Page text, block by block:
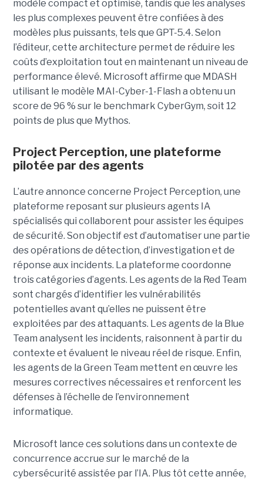
modèle compact et optimisé, tandis que les analyses
les plus complexes peuvent être confiées à des
modèles plus puissants, tels que GPT-5.4. Selon
l’éditeur, cette architecture permet de réduire les
coûts d’exploitation tout en maintenant un niveau de
performance élevé. Microsoft affirme que MDASH
utilisant le modèle MAI-Cyber-1-Flash a obtenu un
score de 96 % sur le benchmark CyberGym, soit 12
points de plus que Mythos.
Project Perception, une plateforme
pilotée par des agents
L’autre annonce concerne Project Perception, une
plateforme reposant sur plusieurs agents IA
spécialisés qui collaborent pour assister les équipes
de sécurité. Son objectif est d’automatiser une partie
des opérations de détection, d’investigation et de
réponse aux incidents. La plateforme coordonne
trois catégories d’agents. Les agents de la Red Team
sont chargés d’identifier les vulnérabilités
potentielles avant qu’elles ne puissent être
exploitées par des attaquants. Les agents de la Blue
Team analysent les incidents, raisonnent à partir du
contexte et évaluent le niveau réel de risque. Enfin,
les agents de la Green Team mettent en œuvre les
mesures correctives nécessaires et renforcent les
défenses à l’échelle de l’environnement
informatique.
Microsoft lance ces solutions dans un contexte de
concurrence accrue sur le marché de la
cybersécurité assistée par l’IA. Plus tôt cette année,